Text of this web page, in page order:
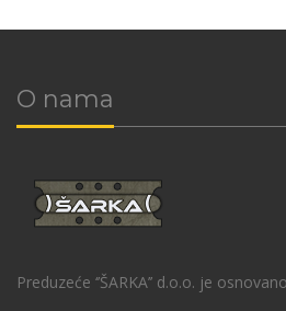
O nama
Preduzeće ‘’ŠARKA’’ d.o.o. je